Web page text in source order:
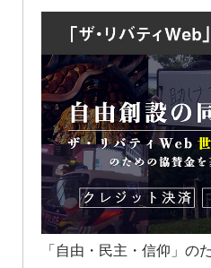
「自由・民主・信仰」の